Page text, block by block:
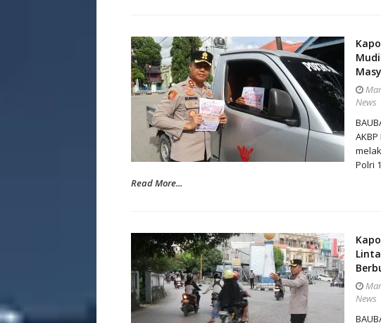
News
Polri
Read More...
News